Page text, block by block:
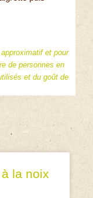
et pour
de personnes en
et du goût de
la noix